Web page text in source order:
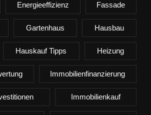
Energieeffizienz Fassade
Gartenhaus Hausbau
Hauskauf Tipps Heizung
Immobilienfinanzierung
Immobilienkauf